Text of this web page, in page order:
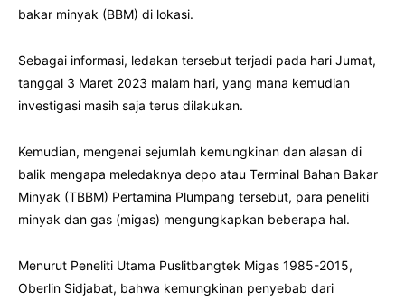
bakar minyak (BBM) di lokasi.
Sebagai informasi, ledakan tersebut terjadi pada hari Jumat,
tanggal 3 Maret 2023 malam hari, yang mana kemudian
investigasi masih saja terus dilakukan.
Kemudian, mengenai sejumlah kemungkinan dan alasan di
balik mengapa meledaknya depo atau Terminal Bahan Bakar
Minyak (TBBM) Pertamina Plumpang tersebut, para peneliti
minyak dan gas (migas) mengungkapkan beberapa hal.
Menurut Peneliti Utama Puslitbangtek Migas 1985-2015,
Oberlin Sidjabat, bahwa kemungkinan penyebab dari